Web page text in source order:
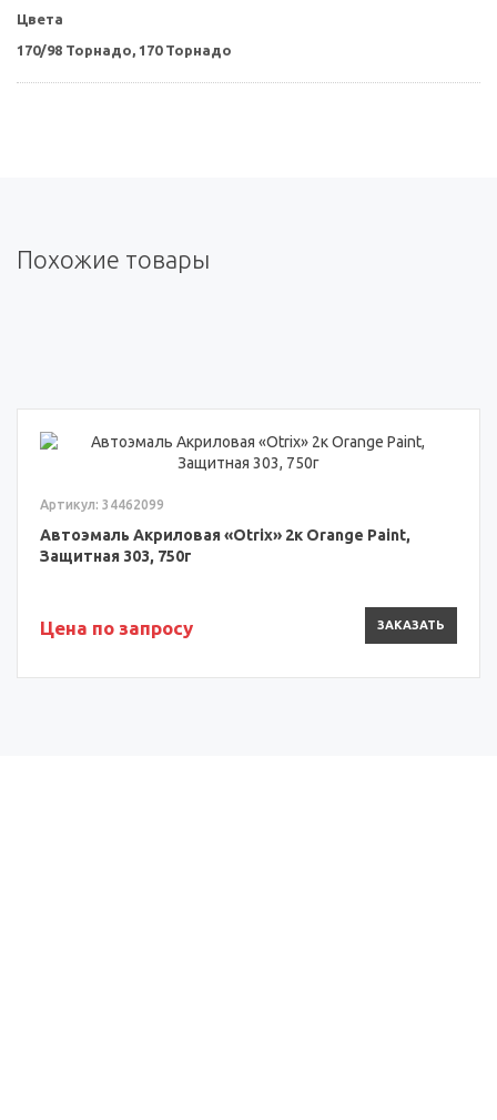
Цвета
170/98 Торнадо, 170 Торнадо
Похожие товары
Артикул: 34462099
Автоэмаль Акриловая «Otrix» 2к Orange Paint,
Защитная 303, 750г
Цена по запросу ЗАКАЗАТЬ